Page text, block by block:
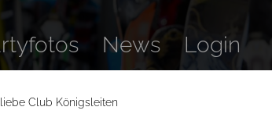
News Login
Club Königsleiten